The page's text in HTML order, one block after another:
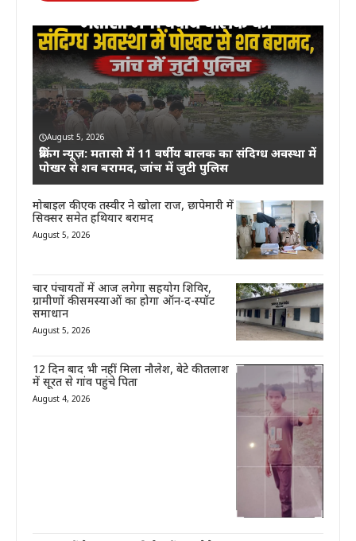
August 5, 2026
ब्रेकिंग न्यूज़: मतासो में 11 वर्षीय बालक का संदिग्ध अवस्था में
पोखर से शव बरामद, जांच में जुटी पुलिस
मोबाइल की एक तस्वीर ने खोला राज, छापेमारी में
सिक्सर समेत हथियार बरामद
August 5, 2026
चार पंचायतों में आज लगेगा सहयोग शिविर,
ग्रामीणों की समस्याओं का होगा ऑन-द-स्पॉट
समाधान
August 5, 2026
12 दिन बाद भी नहीं मिला नौलेश, बेटे की तलाश
में सूरत से गांव पहुंचे पिता
August 4, 2026